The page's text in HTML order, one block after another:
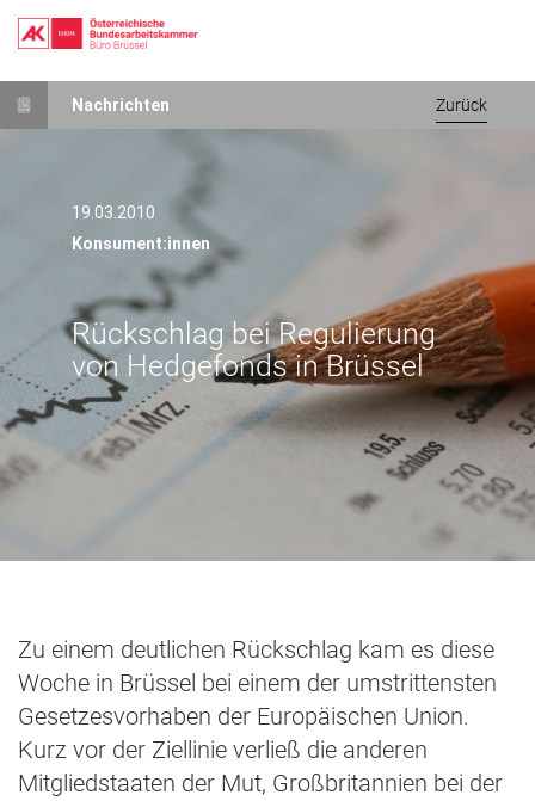
Direkt
zum
Nachrichten Zurück
19.03.2010
Konsument:innen
Rückschlag bei Regulierung
von Hedgefonds in Brüssel
Zu einem deutlichen Rückschlag kam es diese
Woche in Brüssel bei einem der umstrittensten
Gesetzesvorhaben der Europäischen Union.
Kurz vor der Ziellinie verließ die anderen
Mitgliedstaaten der Mut, Großbritannien bei der